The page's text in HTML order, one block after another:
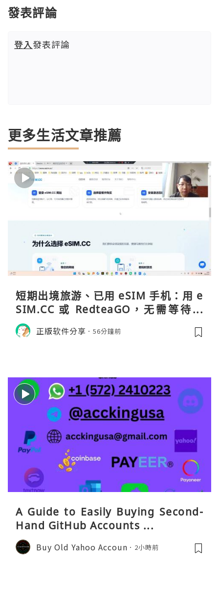
發表評論
登入發表評論
更多生活文章推薦
短期出境旅游、已用 eSIM 手机：用 e
SIM.CC 或 RedteaGO，无需等待收
货。需要“当地号码 + 通话短信”（如
打车、外卖、客户联络）：优先 Redt
正版软件分享 56分鐘前
A Guide to Easily Buying Second-
Hand GitHub Accounts ...
Buy Old Yahoo Accoun 2小時前